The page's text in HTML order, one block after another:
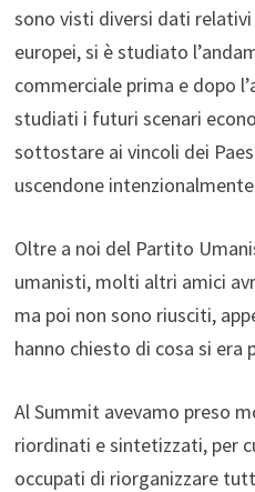
sono visti diversi dati relativi
europei, si è studiato
commerciale prima e dopo
studiati i futuri scenari
sottostare ai vincoli dei
uscendone
Oltre a noi del Partito
umanisti, molti altri amici
ma poi non sono riusciti,
hanno chiesto di cosa si
Al Summit avevamo preso
riordinati e sintetizzati, per
occupati di riorganizzare